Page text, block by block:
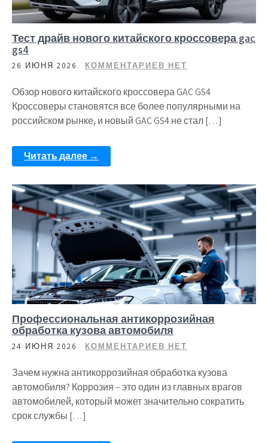
Тест драйв нового китайского кроссовера gac
gs4
26 ИЮНЯ 2026 КОММЕНТАРИЕВ НЕТ
Обзор нового китайского кроссовера GAC GS4
Кроссоверы становятся все более популярными на
российском рынке, и новый GAC GS4 не стал […]
Читать далее →
Профессиональная антикоррозийная
обработка кузова автомобиля
24 ИЮНЯ 2026 КОММЕНТАРИЕВ НЕТ
Зачем нужна антикоррозийная обработка кузова
автомобиля? Коррозия – это один из главных врагов
автомобилей, который может значительно сократить
срок службы […]